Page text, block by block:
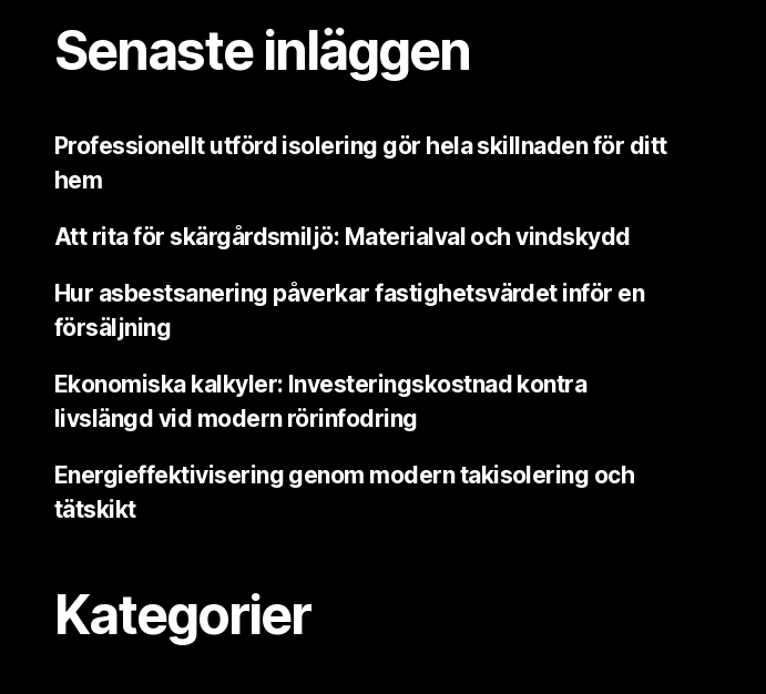
Senaste inläggen
Professionellt utförd isolering gör hela skillnaden för ditt
hem
Att rita för skärgårdsmiljö: Materialval och vindskydd
Hur asbestsanering påverkar fastighetsvärdet inför en
försäljning
Ekonomiska kalkyler: Investeringskostnad kontra
livslängd vid modern rörinfodring
Energieffektivisering genom modern takisolering och
tätskikt
Kategorier